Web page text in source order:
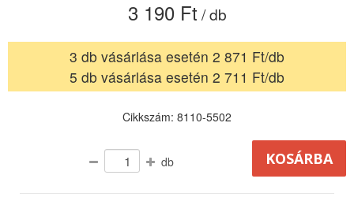
3 190 Ft / db
3 db vásárlása esetén 2 871 Ft/db
5 db vásárlása esetén 2 711 Ft/db
Cikkszám: 8110-5502
db